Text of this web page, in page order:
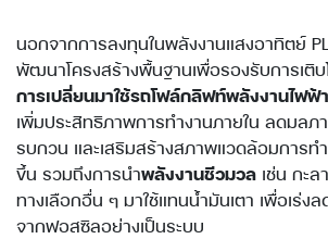
นอกจากการลงทุนในพลังงานแสงอาทิตย์
พัฒนาโครงสร้างพื้นฐานเพื่อรองรับการเติบ
การเปลี่ยนมาใช้รถโฟล์กลิฟท์พลังงานไฟฟ้
เพิ่มประสิทธิภาพการทำงานภายใน ลดมลภ
รบกวน และเสริมสร้างสภาพแวดล้อมการ
ขึ้น รวมถึงการนำพลังงานชีวมวล เช่น กะล
ทางเลือกอื่น ๆ มาใช้แทนน้ำมันเตา เพื่อเร่ง
จากฟอสซิลอย่างเป็นระบบ